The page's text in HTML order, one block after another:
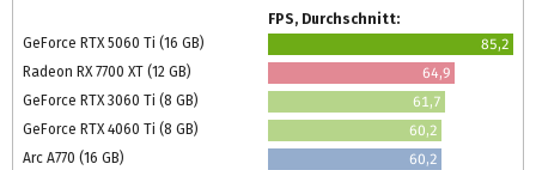
FPS, Durchschnitt:
GeForce RTX 5060 Ti (16 GB)
85,2
Radeon RX 7700 XT (12 GB)
64,9
GeForce RTX 3060 Ti (8 GB)
61,7
GeForce RTX 4060 Ti (8 GB)
60,2
Arc A770 (16 GB)
60,2